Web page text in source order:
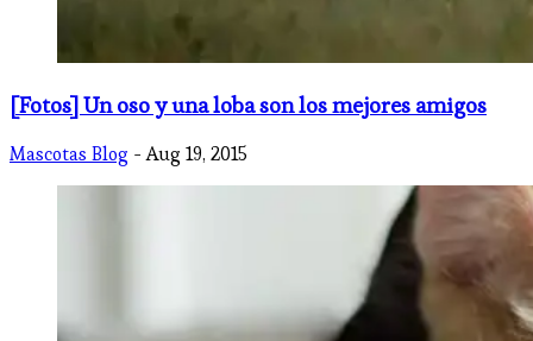
[Fotos] Un oso y una loba son los mejores amigos
Mascotas Blog - Aug 19, 2015